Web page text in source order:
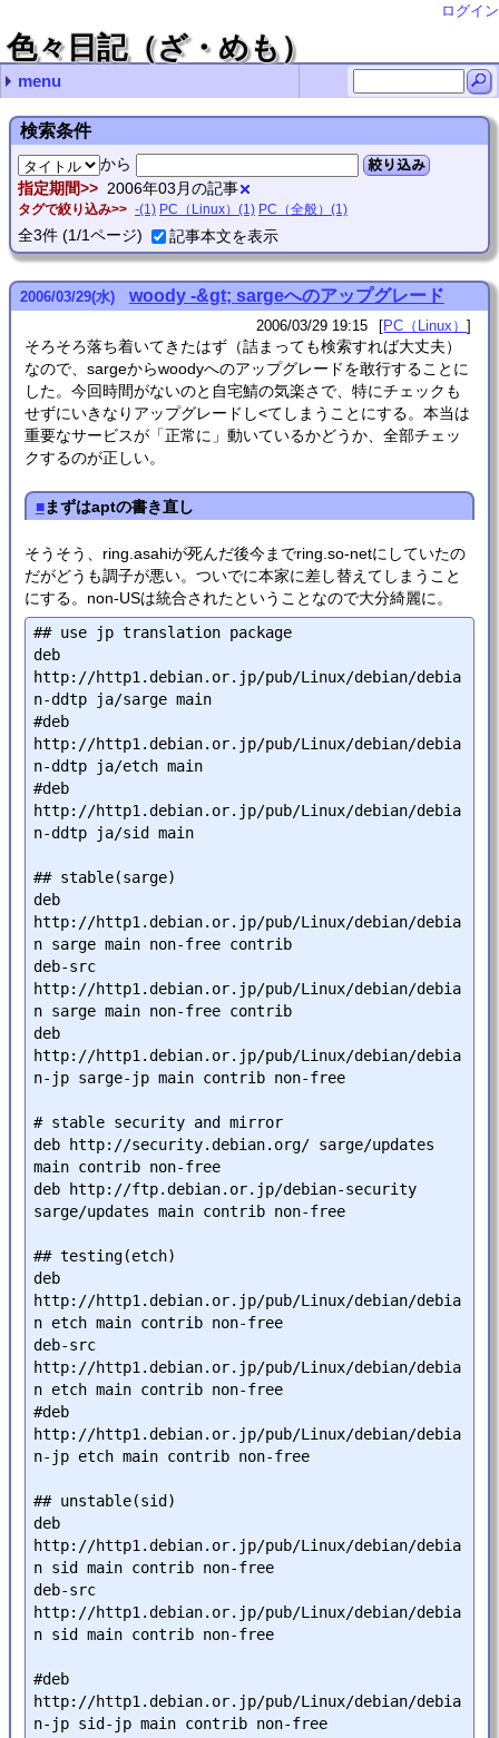
ログイン
色々日記（ざ・めも）
menu
最近の記事
NetGear A6210で5Gが繋がらないことがある
RubyのHttpClientはそろそろ捨てるべき？
Ruby XMLRPCでdokuwikiのAPIをコールするとエラー
SDHCカードは壊れる(特にRaspberryPiのものは)
ディスクのワイプあれこれ
最近のコメント
VHSデジタル化(再) url
Thunderbirdの文字化け対処法 you
ASUS Xonar U7の点滅死問題 nab
Thunderbirdの文字化け対処法 感謝！
RubyでUTF-8ファイル名＆外部コマンド実行 zetamatta
月別の記事リスト
2025年 (1)
2025年03月 (1)
2024年 (2)
2024年04月 (1)
2024年02月 (1)
2023年 (3)
2023年11月 (1)
2023年10月 (2)
2022年 (4)
2022年08月 (1)
2022年06月 (1)
2022年05月 (1)
2022年02月 (1)
2021年 (4)
2021年12月 (1)
2021年09月 (1)
2021年07月 (2)
2020年 (5)
2020年12月 (2)
2020年11月 (1)
2020年05月 (1)
2020年03月 (1)
2019年 (6)
2019年11月 (1)
2019年10月 (1)
2019年08月 (1)
2019年02月 (2)
2019年01月 (1)
2018年 (3)
2018年12月 (1)
2018年11月 (2)
2017年 (2)
2017年09月 (1)
2017年07月 (1)
2016年 (1)
2016年01月 (1)
2015年 (5)
2015年07月 (3)
2015年06月 (1)
2015年04月 (1)
2014年 (12)
2014年11月 (1)
2014年10月 (1)
2014年08月 (3)
2014年06月 (2)
2014年05月 (1)
2014年04月 (1)
2014年02月 (1)
2014年01月 (2)
2013年 (17)
2013年12月 (4)
2013年11月 (4)
2013年10月 (4)
2013年07月 (2)
2013年06月 (1)
2013年05月 (1)
2013年02月 (1)
2012年 (5)
2012年07月 (2)
2012年06月 (2)
2012年01月 (1)
2011年 (26)
2011年12月 (8)
2011年11月 (5)
2011年07月 (2)
2011年06月 (1)
2011年05月 (2)
2011年04月 (2)
2011年02月 (5)
2011年01月 (1)
2010年 (4)
2010年12月 (1)
2010年11月 (1)
2010年10月 (1)
2010年07月 (1)
2009年 (4)
2009年08月 (1)
2009年07月 (2)
2009年03月 (1)
2008年 (27)
2008年11月 (2)
2008年10月 (1)
2008年09月 (3)
2008年08月 (9)
2008年07月 (4)
2008年06月 (1)
2008年04月 (1)
2008年02月 (4)
2008年01月 (2)
2007年 (48)
2007年12月 (1)
2007年11月 (12)
2007年10月 (8)
2007年08月 (3)
2007年07月 (9)
2007年06月 (3)
2007年05月 (8)
2007年03月 (2)
2007年02月 (1)
2007年01月 (1)
2006年 (27)
2006年12月 (4)
2006年08月 (1)
2006年07月 (1)
2006年06月 (1)
2006年05月 (9)
2006年04月 (3)
2006年03月 (3)
2006年02月 (5)
2005年 (98)
2005年10月 (14)
2005年09月 (9)
2005年08月 (3)
2005年07月 (6)
2005年06月 (5)
2005年05月 (10)
2005年04月 (16)
2005年03月 (20)
2005年02月 (10)
2005年01月 (5)
2004年 (167)
2004年12月 (14)
2004年11月 (10)
2004年10月 (6)
2004年09月 (10)
2004年08月 (28)
2004年07月 (3)
2004年06月 (11)
2004年05月 (6)
2004年04月 (18)
2004年03月 (23)
2004年02月 (27)
2004年01月 (11)
2003年 (68)
2003年12月 (5)
2003年11月 (9)
2003年10月 (3)
2003年09月 (3)
2003年08月 (4)
2003年07月 (4)
2003年06月 (10)
2003年05月 (12)
2003年04月 (7)
2003年03月 (3)
2003年02月 (7)
2003年01月 (1)
2002年 (32)
2002年11月 (2)
2002年09月 (1)
2002年08月 (2)
2002年07月 (8)
2002年06月 (1)
2002年05月 (1)
2002年03月 (4)
2002年02月 (11)
2002年01月 (2)
2001年 (28)
2001年12月 (7)
2001年10月 (4)
2001年08月 (2)
2001年07月 (5)
2001年06月 (3)
2001年05月 (7)
タグPC（全般） (313)
PC（Linux） (153)
PC（プログラミング） (83)
工作 (3)
家電 (13)
その他 (6)
動画制作 (4)
お絵かき (15)
情報工学 (7)
- (1)
(none) (1)
検索条件
から 絞り込み
指定期間 2006年03月の記事
タグで絞り込み -(1) PC（Linux）(1) PC（全般）(1)
全3件 (1/1ページ) 記事本文を表示
2006/03/29(水) woody -&gt; sargeへのアップグレード
2006/03/29 19:15 PC（Linux）
そろそろ落ち着いてきたはず（詰まっても検索すれば大丈夫）
なので、sargeからwoodyへのアップグレードを敢行することに
した。今回時間がないのと自宅鯖の気楽さで、特にチェックも
せずにいきなりアップグレードし<てしまうことにする。本当は
重要なサービスが「正常に」動いているかどうか、全部チェッ
クするのが正しい。
■まずはaptの書き直し
そうそう、ring.asahiが死んだ後今までring.so-netにしていたの
だがどうも調子が悪い。ついでに本家に差し替えてしまうこと
にする。non-USは統合されたということなので大分綺麗に。
## use jp translation package
deb
http://http1.debian.or.jp/pub/Linux/debian/debia
n-ddtp ja/sarge main
#deb
http://http1.debian.or.jp/pub/Linux/debian/debia
n-ddtp ja/etch main
#deb
http://http1.debian.or.jp/pub/Linux/debian/debia
n-ddtp ja/sid main
## stable(sarge)
deb
http://http1.debian.or.jp/pub/Linux/debian/debia
n sarge main non-free contrib
deb-src
http://http1.debian.or.jp/pub/Linux/debian/debia
n sarge main non-free contrib
deb
http://http1.debian.or.jp/pub/Linux/debian/debia
n-jp sarge-jp main contrib non-free
# stable security and mirror
deb http://security.debian.org/ sarge/updates
main contrib non-free
deb http://ftp.debian.or.jp/debian-security
sarge/updates main contrib non-free
## testing(etch)
deb
http://http1.debian.or.jp/pub/Linux/debian/debia
n etch main contrib non-free
deb-src
http://http1.debian.or.jp/pub/Linux/debian/debia
n etch main contrib non-free
#deb
http://http1.debian.or.jp/pub/Linux/debian/debia
n-jp etch main contrib non-free
## unstable(sid)
deb
http://http1.debian.or.jp/pub/Linux/debian/debia
n sid main contrib non-free
deb-src
http://http1.debian.or.jp/pub/Linux/debian/debia
n sid main contrib non-free
#deb
http://http1.debian.or.jp/pub/Linux/debian/debia
n-jp sid-jp main contrib non-free